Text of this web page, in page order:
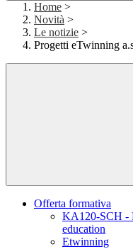
Home >
Novità >
Le notizie >
Progetti eTwinning
Offerta formativa
KA120-SCH -
education
Etwinning